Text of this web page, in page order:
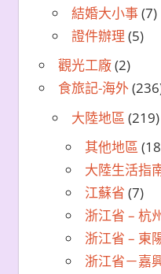
結婚大小事(7)
證件辦理 (5)
觀光工廠(2)
食旅記-海外
大陸地區 (219)
其他地區
大陸生活指
江蘇省 (7)
浙江省 – 杭
浙江省 – 東
浙江省－嘉